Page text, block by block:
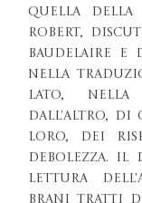
quella della
Robert,
Baudelaire
nella
lato, nella
dall'altro, di
loro, dei
debolezza.
lettura
brani tratti